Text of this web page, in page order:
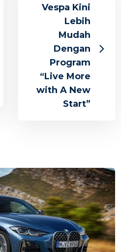
Vespa Kini
Lebih
Mudah
Dengan
Program
“Live More
with A New
Start”